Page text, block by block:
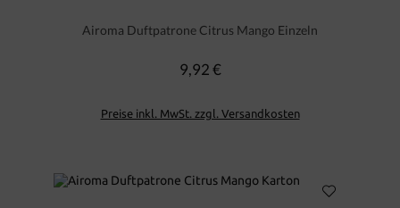
Airoma Duftpatrone Citrus Mango Einzeln
Regulärer Preis:
9,92 €
Preise inkl. MwSt. zzgl. Versandkosten